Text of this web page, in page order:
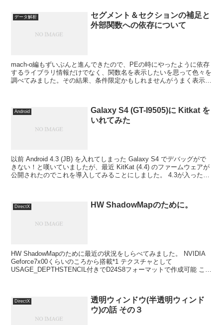
データ解析
セグメント＆セクションの補足と
外部関数への依存について
mach-o編もずいぶんと進んできたので、PEの時にやったように依存
するライブラリ情報だけでなく、関数名を表示したいを思って色々を
調べてみました。その結果、条件限定かもしれませんがうまく表示で
Android
Galaxy S4 (GT-I9505)に Kitkat を
いれてみた
以前 Android 4.3 (JB) を入れてしまった Galaxy S4 でデバッグがで
きない！と嘆いていましたが、最近 KitKat (4.4) のファームウェアが
公開されたのでこれを導入してみることにしました。 4.3が入った状
DirectX HW ShadowMapのために。
HW ShadowMapのために最近の状況をしらべてみました。 NVIDIA
Geforce7x00くらいのころから搭載*1 テクスチャとして
USAGE_DEPTHSTENCIL付きでD24S8フォーマットで作成可能 これ
DirectX
透明ウィンドウ(半透明ウィンド
ウ)の話 その３